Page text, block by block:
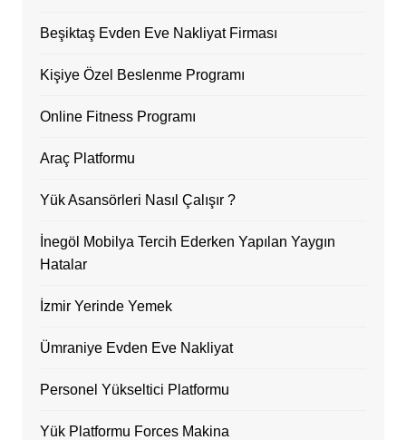
Beşiktaş Evden Eve Nakliyat Firması
Kişiye Özel Beslenme Programı
Online Fitness Programı
Araç Platformu
Yük Asansörleri Nasıl Çalışır ?
İnegöl Mobilya Tercih Ederken Yapılan Yaygın
Hatalar
İzmir Yerinde Yemek
Ümraniye Evden Eve Nakliyat
Personel Yükseltici Platformu
Yük Platformu Forces Makina